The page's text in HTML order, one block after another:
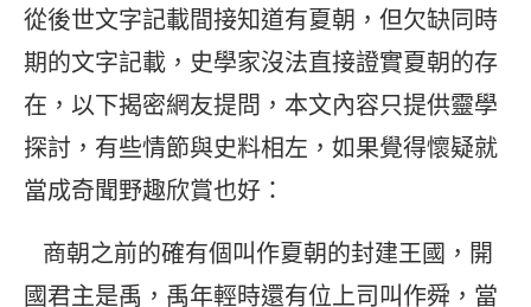
從後世文字記載間接知道有夏朝，但欠缺同時
期的文字記載，史學家沒法直接證實夏朝的存
在，以下揭密網友提問，本文內容只提供靈學
探討，有些情節與史料相左，如果覺得懷疑就
當成奇聞野趣欣賞也好：
商朝之前的確有個叫作夏朝的封建王國，開
國君主是禹，禹年輕時還有位上司叫作舜，當